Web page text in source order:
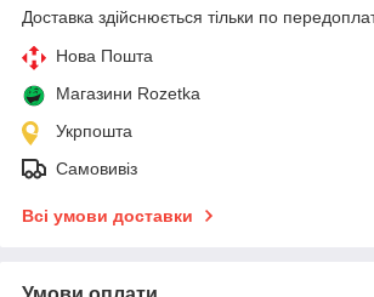
Доставка здійснюється тільки по
Нова Пошта
Магазини Rozetka
Укрпошта
Самовивіз
Всі умови доставки